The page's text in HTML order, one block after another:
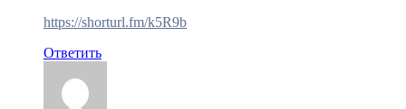
https://shorturl.fm/k5R9b
Ответить